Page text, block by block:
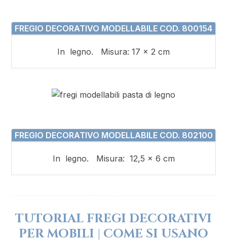
FREGIO DECORATIVO MODELLABILE COD. 800154
In legno. Misura: 17 x 2 cm
FREGIO DECORATIVO MODELLABILE COD. 802100
In legno. Misura: 12,5 x 6 cm
TUTORIAL FREGI DECORATIVI
PER MOBILI | COME SI USANO